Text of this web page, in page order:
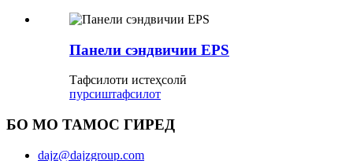
Панели сэндвичии EPS
Тафсилоти истеҳсолӣ
пурсиштафсилот
БО МО ТАМОС ГИРЕД
dajz@dajzgroup.com